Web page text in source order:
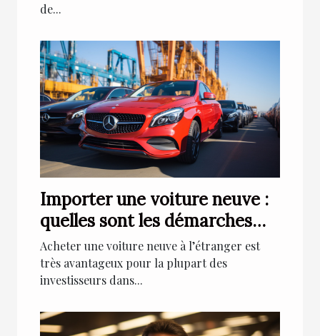
de...
Importer une voiture neuve :
quelles sont les démarches
administratives à suivre
absolument ?
Acheter une voiture neuve à l’étranger est
très avantageux pour la plupart des
investisseurs dans...